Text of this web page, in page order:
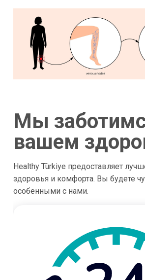
Мы
вашем
Healthy Türkiye предоставляет
здоровья и комфорта. Вы будете
особенными с нами.